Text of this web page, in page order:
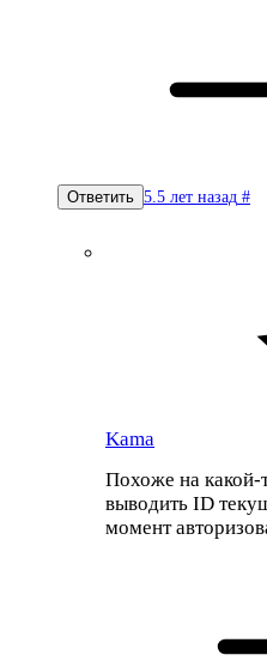
Ответить 5.5 лет назад #
Kama
Похоже на какой-
выводить ID
момент